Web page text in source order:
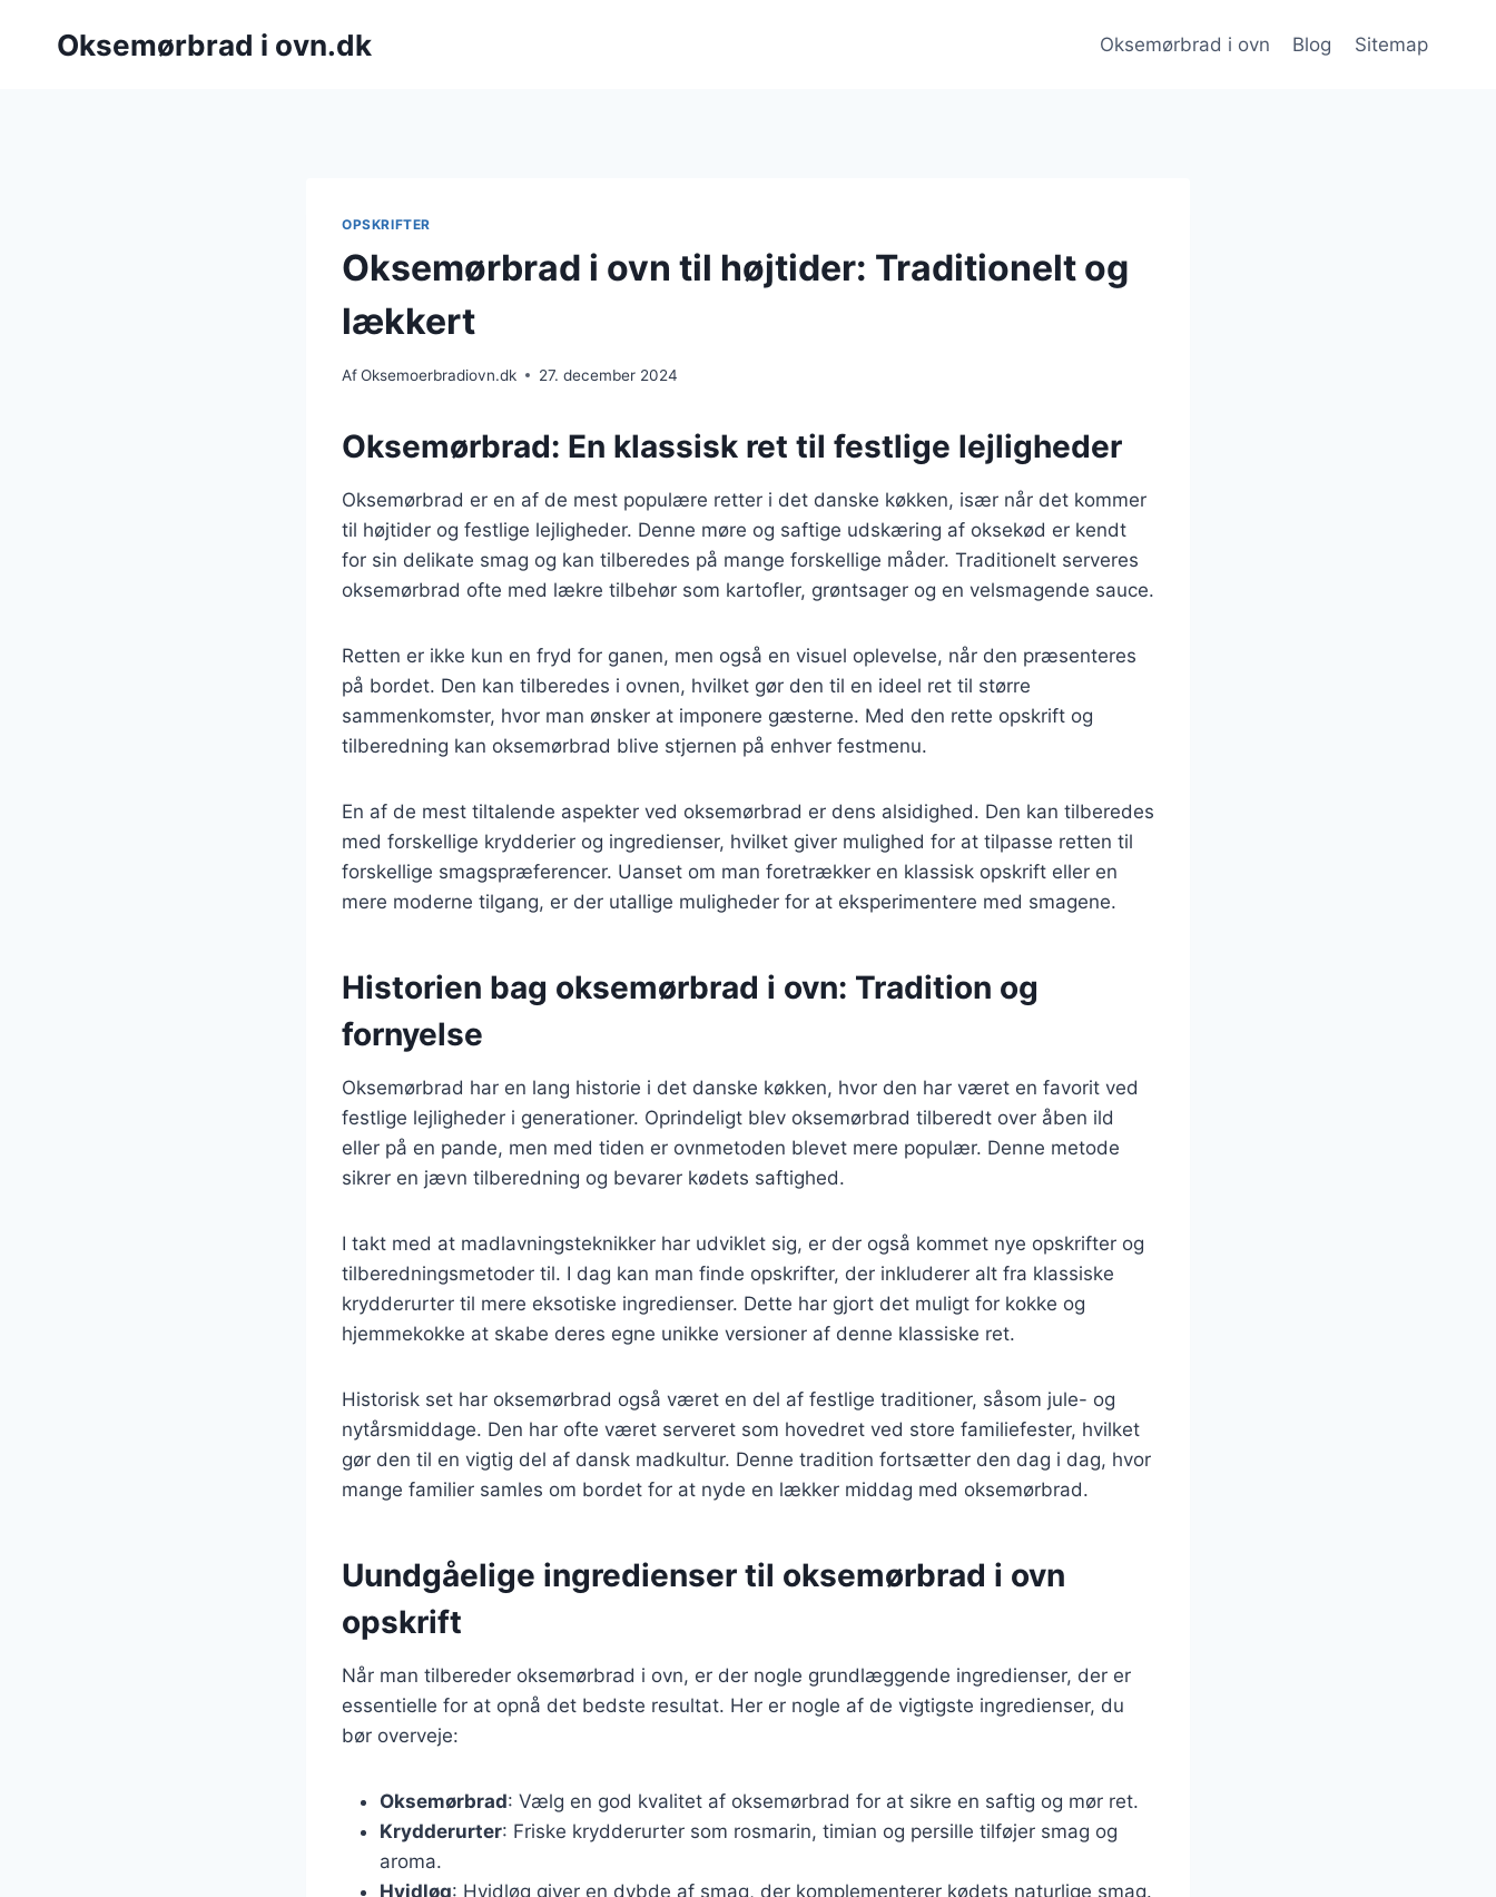
Oksemørbrad i ovn.dk Oksemørbrad i ovn Blog Sitemap
OPSKRIFTER
Oksemørbrad i ovn til højtider: Traditionelt og
lækkert
AfOksemoerbradiovn.dk 27. december 2024
Oksemørbrad: En klassisk ret til festlige lejligheder
Oksemørbrad er en af de mest populære retter i det danske køkken, især når det kommer
til højtider og festlige lejligheder. Denne møre og saftige udskæring af oksekød er kendt
for sin delikate smag og kan tilberedes på mange forskellige måder. Traditionelt serveres
oksemørbrad ofte med lækre tilbehør som kartofler, grøntsager og en velsmagende sauce.
Retten er ikke kun en fryd for ganen, men også en visuel oplevelse, når den præsenteres
på bordet. Den kan tilberedes i ovnen, hvilket gør den til en ideel ret til større
sammenkomster, hvor man ønsker at imponere gæsterne. Med den rette opskrift og
tilberedning kan oksemørbrad blive stjernen på enhver festmenu.
En af de mest tiltalende aspekter ved oksemørbrad er dens alsidighed. Den kan tilberedes
med forskellige krydderier og ingredienser, hvilket giver mulighed for at tilpasse retten til
forskellige smagspræferencer. Uanset om man foretrækker en klassisk opskrift eller en
mere moderne tilgang, er der utallige muligheder for at eksperimentere med smagene.
Historien bag oksemørbrad i ovn: Tradition og
fornyelse
Oksemørbrad har en lang historie i det danske køkken, hvor den har været en favorit ved
festlige lejligheder i generationer. Oprindeligt blev oksemørbrad tilberedt over åben ild
eller på en pande, men med tiden er ovnmetoden blevet mere populær. Denne metode
sikrer en jævn tilberedning og bevarer kødets saftighed.
I takt med at madlavningsteknikker har udviklet sig, er der også kommet nye opskrifter og
tilberedningsmetoder til. I dag kan man finde opskrifter, der inkluderer alt fra klassiske
krydderurter til mere eksotiske ingredienser. Dette har gjort det muligt for kokke og
hjemmekokke at skabe deres egne unikke versioner af denne klassiske ret.
Historisk set har oksemørbrad også været en del af festlige traditioner, såsom jule- og
nytårsmiddage. Den har ofte været serveret som hovedret ved store familiefester, hvilket
gør den til en vigtig del af dansk madkultur. Denne tradition fortsætter den dag i dag, hvor
mange familier samles om bordet for at nyde en lækker middag med oksemørbrad.
Uundgåelige ingredienser til oksemørbrad i ovn
opskrift
Når man tilbereder oksemørbrad i ovn, er der nogle grundlæggende ingredienser, der er
essentielle for at opnå det bedste resultat. Her er nogle af de vigtigste ingredienser, du
bør overveje:
Oksemørbrad: Vælg en god kvalitet af oksemørbrad for at sikre en saftig og mør ret.
Krydderurter: Friske krydderurter som rosmarin, timian og persille tilføjer smag og
aroma.
Hvidløg: Hvidløg giver en dybde af smag, der komplementerer kødets naturlige smag.